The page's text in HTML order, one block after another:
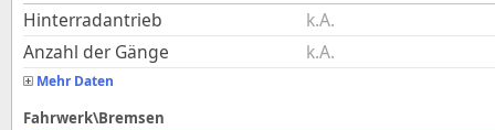
Hinterradantrieb
k.A.
Anzahl der Gänge
k.A.
Mehr Daten
Fahrwerk\Bremsen